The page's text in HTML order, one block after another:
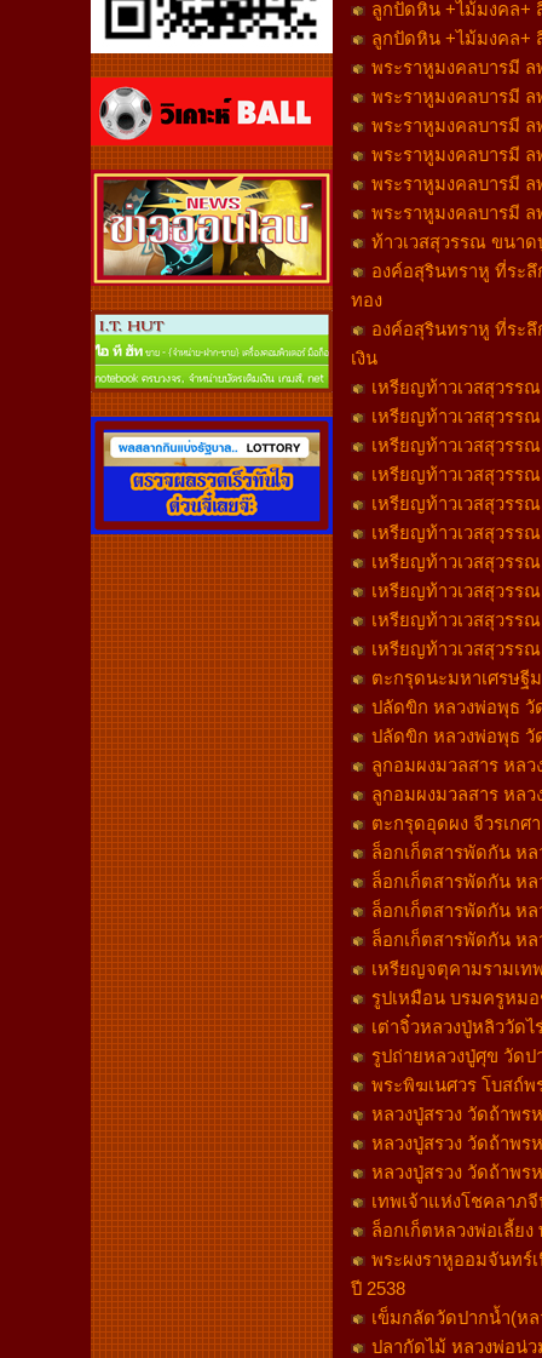
ลูกปัดหิน +ไม้มงคล+
ลูกปัดหิน +ไม้มงคล+
พระราหูมงคลบารมี
พระราหูมงคลบารมี
พระราหูมงคลบารมี
พระราหูมงคลบารมี
พระราหูมงคลบารมี
พระราหูมงคลบารมี
ท้าวเวสสุวรรณ ขนา
องค์อสุรินทราหู ที่ระ
ทอง
องค์อสุรินทราหู ที่ระ
เงิน
เหรียญท้าวเวสสุวร
เหรียญท้าวเวสสุวร
เหรียญท้าวเวสสุวรร
เหรียญท้าวเวสสุวรร
เหรียญท้าวเวสสุวรร
เหรียญท้าวเวสสุวรร
เหรียญท้าวเวสสุวรร
เหรียญท้าวเวสสุวรร
เหรียญท้าวเวสสุวรร
เหรียญท้าวเวสสุวรร
ตะกรุดนะมหาเศรษฐี
ปลัดขิก หลวงพ่อพุธ
ปลัดขิก หลวงพ่อพุธ
ลูกอมผงมวลสาร หล
ลูกอมผงมวลสาร หล
ตะกรุดอุดผง จีวรเก
ล็อกเก็ตสารพัดกัน ห
ล็อกเก็ตสารพัดกัน ห
ล็อกเก็ตสารพัดกัน ห
ล็อกเก็ตสารพัดกัน ห
เหรียญจตุคามรามเท
รูปเหมือน บรมครูหม
เต่าจิ๋วหลวงปู่หลิววัด
รูปถ่ายหลวงปู่ศุข วัด
พระพิฆเนศวร โบสถ์
หลวงปู่สรวง วัดถ้าพร
หลวงปู่สรวง วัดถ้าพร
หลวงปู่สรวง วัดถ้าพร
เทพเจ้าแห่งโชคลาภ
ล็อกเก็ตหลวงพ่อเลี้ย
พระผงราหูออมจันทร์
ปี 2538
เข็มกลัดวัดปากน้ำ(ห
ปลากัดไม้ หลวงพ่อน่